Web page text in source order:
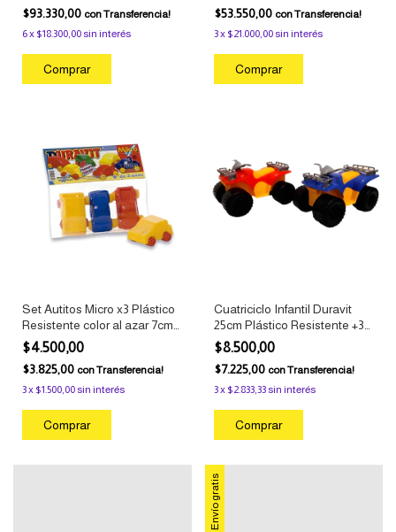
$93.330,00 conTransferencia!
6x $18.300,00sin interés
$53.550,00 conTransferencia!
3x $21.000,00sin interés
Set Autitos Micro x3 Plástico
Resistente color al azar 7cm
+2 Años Duravit
$4.500,00
$3.825,00 conTransferencia!
3x $1.500,00sin interés
Cuatriciclo Infantil Duravit
25cm Plástico Resistente +3
Años Colores Surtidos
$8.500,00
$7.225,00 conTransferencia!
3x $2.833,33sin interés
Envío gratis